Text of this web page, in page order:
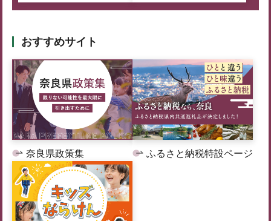
おすすめサイト
奈良県政策集 ふるさと納税特設ページ